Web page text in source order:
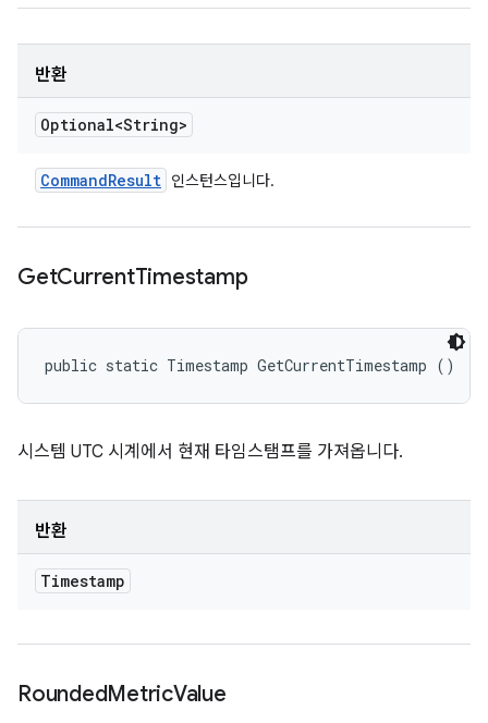
반환
Optional<String>
CommandResult 인스턴스입니다.
GetCurrentTimestamp
public static Timestamp GetCurrentTimestamp ()
시스템 UTC 시계에서 현재 타임스탬프를 가져옵니다.
반환
Timestamp
RoundedMetricValue